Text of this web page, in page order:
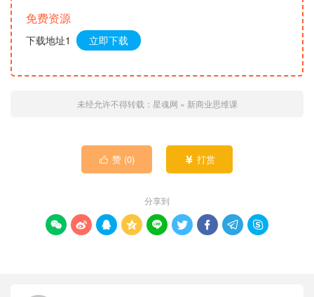
免费资源
下载地址1 立即下载
未经允许不得转载： 星魂网 » 新商业思维课
 赞 (0)  打赏
分享到
        